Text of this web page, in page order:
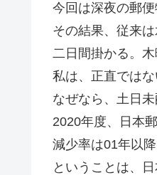
今回は深夜の郵
その結果、従来
二日間掛かる。
私は、正直では
なぜなら、土日
2020年度、日本
減少率は01年以
ということは、